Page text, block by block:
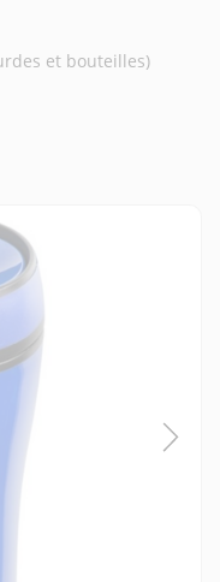
et bouteilles)